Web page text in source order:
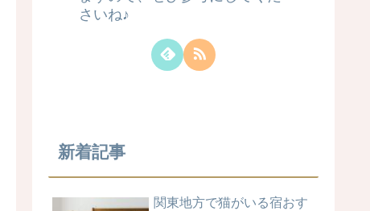
さいね♪
新着記事
関東地方で猫がいる宿おす